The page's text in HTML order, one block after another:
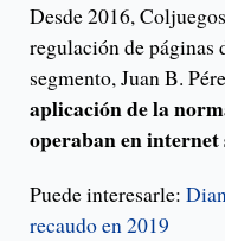
Desde 2016,
regulación de páginas
segmento, Juan B.
aplicación de la
operaban en
Puede interesarle:
recaudo en 2019